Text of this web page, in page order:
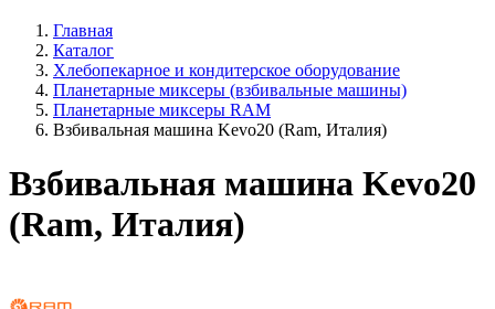
Главная
Каталог
Хлебопекарное и кондитерское оборудование
Планетарные миксеры (взбивальные машины)
Планетарные миксеры RAM
Взбивальная машина Kevo20 (Ram, Италия)
Взбивальная машина Kevo20
(Ram, Италия)